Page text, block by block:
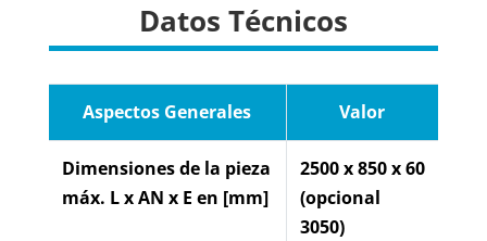
Datos Técnicos
Aspectos Generales Valor
Dimensiones de la pieza
máx. L x AN x E en [mm]
2500 x 850 x 60
(opcional
3050)